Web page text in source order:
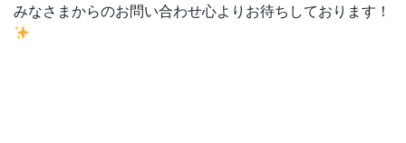
みなさまからのお問い合わせ心よりお待ちしております！